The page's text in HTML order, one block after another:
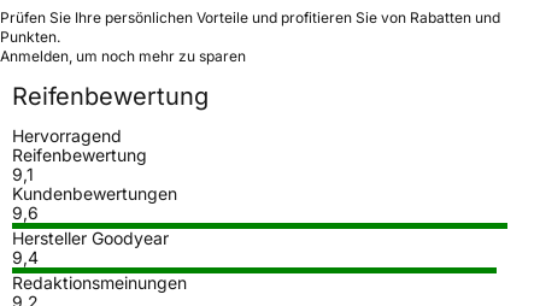
Prüfen Sie Ihre persönlichen Vorteile und profitieren Sie von Rabatten und
Punkten.
Anmelden, um noch mehr zu sparen
Reifenbewertung
Hervorragend
Reifenbewertung
9,1
Kundenbewertungen
9,6
Hersteller Goodyear
9,4
Redaktionsmeinungen
9,2